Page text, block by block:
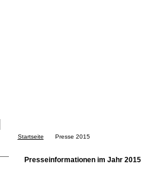
Startseite
Presse 2015
Presseinformationen im Jahr 2015